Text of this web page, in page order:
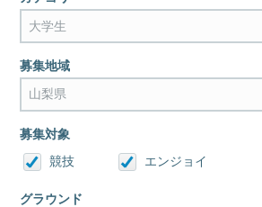
募集地域
募集対象
競技
エンジョイ
グラウンド